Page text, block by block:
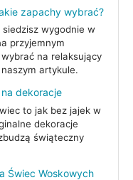
zapachy wybrać?
wygodnie w
przyjemnym
na relaksujący
artykule.
na dekoracje
to jak bez jajek w
dekoracje
świąteczny
Świec Woskowych